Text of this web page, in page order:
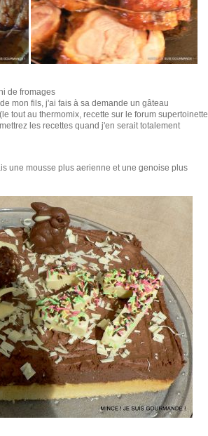
de fromages
mon fils, j'ai fais à sa demande un gâteau
tout au thermomix, recette sur le forum supertoinette
les recettes quand j'en serait totalement
une mousse plus aerienne et une genoise plus